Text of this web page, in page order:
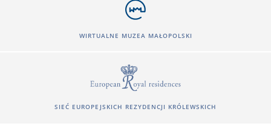
WIRTUALNE MUZEA MAŁOPOLSKI
SIEĆ EUROPEJSKICH REZYDENCJI KRÓLEWSKICH